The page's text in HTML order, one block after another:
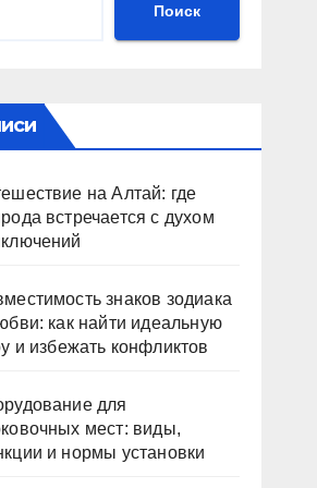
Поиск
на Алтай: где
встречается с духом
знаков зодиака
как найти идеальную
и избежать конфликтов
для
мест: виды,
и нормы установки